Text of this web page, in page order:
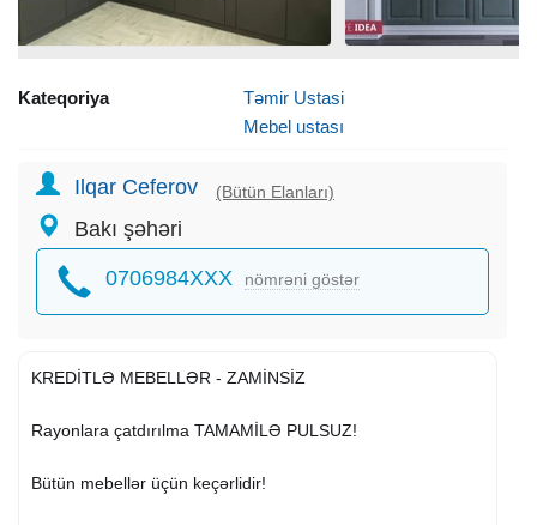
Kateqoriya
Təmir Ustasi
Mebel ustası
Ilqar Ceferov (Bütün Elanları)
Bakı şəhəri
0706984XXX nömrəni göstər
KREDİTLƏ MEBELLƏR - ZAMİNSİZ
Rayonlara çatdırılma TAMAMİLƏ PULSUZ!
Bütün mebellər üçün keçərlidir!